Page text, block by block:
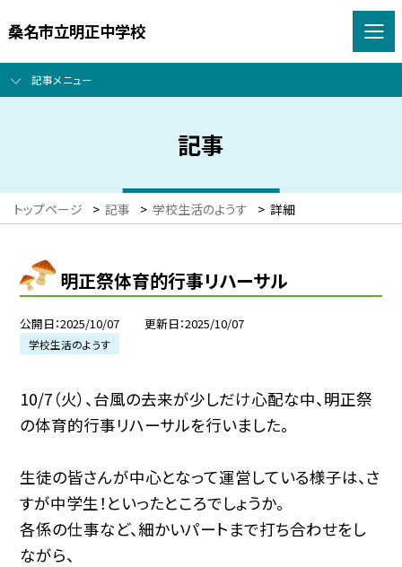
桑名市立明正中学校
記事メニュー
記事
トップページ > 記事 > 学校生活のようす > 詳細
明正祭体育的行事リハーサル
公開日 2025/10/07 更新日 2025/10/07
学校生活のようす
10/7（火）、台風の去来が少しだけ心配な中、明正祭
の体育的行事リハーサルを行いました。
生徒の皆さんが中心となって運営している様子は、さ
すが中学生！といったところでしょうか。
各係の仕事など、細かいパートまで打ち合わせをし
ながら、